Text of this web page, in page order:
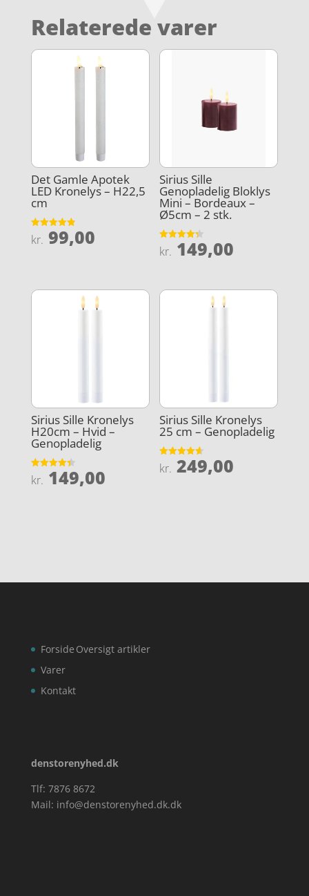
Relaterede varer
Det Gamle Apotek
LED Kronelys – H22,5
cm
Vurderet
4.9
kr. 99,00
Sirius Sille
Genopladelig Bloklys
Mini – Bordeaux –
Ø5cm – 2 stk.
Vurderet
4.3
kr. 149,00
Sirius Sille Kronelys
H20cm – Hvid –
Genopladelig
Vurderet
4.4
kr. 149,00
Sirius Sille Kronelys
25 cm – Genopladelig
Vurderet
4.6
kr. 249,00
Forside
Varer
Kontakt
Oversigt artikler
denstorenyhed.dk
Tlf: 7876 8672
Mail: info@denstorenyhed.dk.dk